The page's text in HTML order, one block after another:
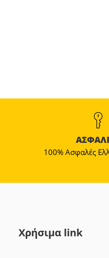
100% Ασφαλές
Χρήσιμα link